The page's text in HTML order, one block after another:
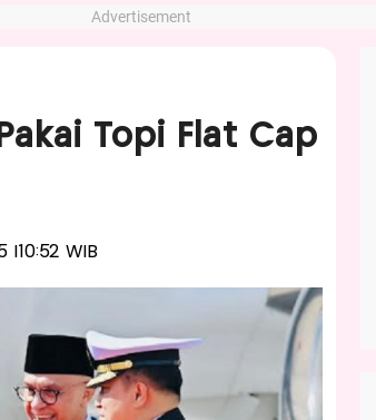
Advertisement
Topi Flat Cap
|10:52 WIB